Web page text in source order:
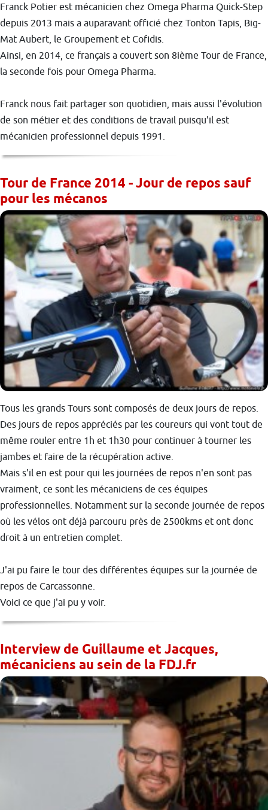
Franck Potier est mécanicien chez Omega Pharma Quick-Step
depuis 2013 mais a auparavant officié chez Tonton Tapis, Big-
Mat Aubert, le Groupement et Cofidis.
Ainsi, en 2014, ce français a couvert son 8ième Tour de France,
la seconde fois pour Omega Pharma.
Franck nous fait partager son quotidien, mais aussi l'évolution
de son métier et des conditions de travail puisqu'il est
mécanicien professionnel depuis 1991.
Tour de France 2014 - Jour de repos sauf
pour les mécanos
Tous les grands Tours sont composés de deux jours de repos.
Des jours de repos appréciés par les coureurs qui vont tout de
même rouler entre 1h et 1h30 pour continuer à tourner les
jambes et faire de la récupération active.
Mais s'il en est pour qui les journées de repos n'en sont pas
vraiment, ce sont les mécaniciens de ces équipes
professionnelles. Notamment sur la seconde journée de repos
où les vélos ont déjà parcouru près de 2500kms et ont donc
droit à un entretien complet.
J'ai pu faire le tour des différentes équipes sur la journée de
repos de Carcassonne.
Voici ce que j'ai pu y voir.
Interview de Guillaume et Jacques,
mécaniciens au sein de la FDJ.fr